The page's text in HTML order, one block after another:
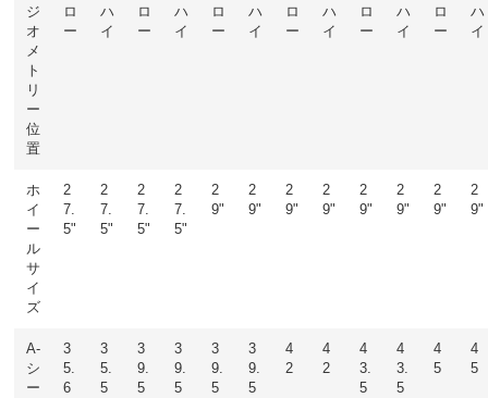
ジ
オ
メ
ト
リ
ー
位
置
ロ
ー
ハ
イ
ロ
ー
ハ
イ
ロ
ー
ハ
イ
ロ
ー
ハ
イ
ロ
ー
ハ
イ
ロ
ー
ハ
イ
ホ
イ
ー
ル
サ
イ
ズ
2
7.
5"
2
7.
5"
2
7.
5"
2
7.
5"
2
9"
2
9"
2
9"
2
9"
2
9"
2
9"
2
9"
2
9"
A-
シ
ー
3
5.
6
3
5.
5
3
9.
5
3
9.
5
3
9.
5
3
9.
5
4
2
4
2
4
3.
5
4
3.
5
4
5
4
5